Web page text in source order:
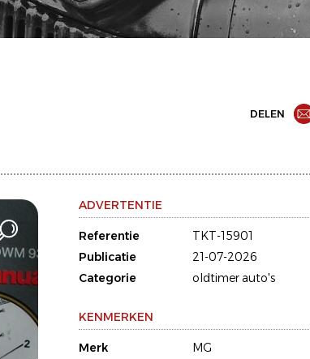
DELEN
ADVERTENTIE
Referentie
TKT-15901
Publicatie
21-07-2026
Categorie
oldtimer auto's
KENMERKEN
Merk
MG